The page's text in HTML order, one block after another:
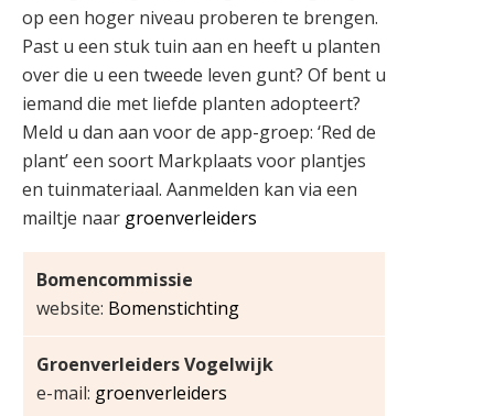
op een hoger niveau proberen te brengen.
Past u een stuk tuin aan en heeft u planten
over die u een tweede leven gunt? Of bent u
iemand die met liefde planten adopteert?
Meld u dan aan voor de app-groep: ‘Red de
plant’ een soort Markplaats voor plantjes
en tuinmateriaal. Aanmelden kan via een
mailtje naar groenverleiders
Bomencommissie
website: Bomenstichting
Groenverleiders Vogelwijk
e-mail: groenverleiders